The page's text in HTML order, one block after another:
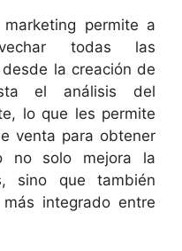
permite a
todas las
la creación de
el análisis del
lo que les permite
venta para obtener
no solo mejora la
sino que también
integrado entre